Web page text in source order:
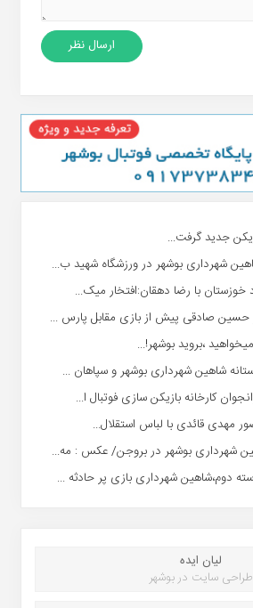
جدید گرفت...
شهردارى بوشهر در ورزشگاه شهید ب...
خوزستان با رضا دهقان:افتخار میک...
حسین صادقی پیش از بازی مقابل پارس ...
،بروید بوشهر!...
شاهین شهردارى بوشهر و سپاهان ...
کارخانه بازیکن سازی فوتبال ا...
مهدی قائدی با لباس استقلال...
شهرداری بوشهر در بروجن/ عکس : مه...
دوم،شاهین شهرداری بازی پر حادثه ...
لیان ایده
طراحی سایت در بوشهر